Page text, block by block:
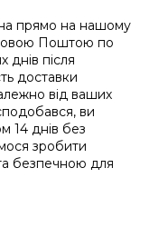
прямо на нашому
Поштою по
днів після
доставки
від ваших
ви
14 днів без
зробити
безпечною для